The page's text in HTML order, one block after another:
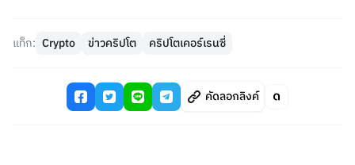
แท็ก: Crypto ข่าวคริปโต คริปโตเคอร์เรนซี่
คัดลอกลิงค์